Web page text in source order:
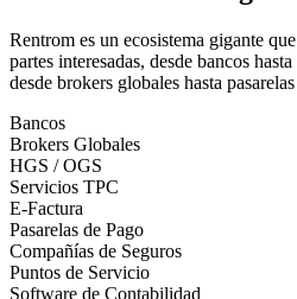
Rentrom es un ecosistema gigante
partes interesadas, desde bancos
desde brokers globales hasta
Bancos
Brokers Globales
HGS / OGS
Servicios TPC
E-Factura
Pasarelas de Pago
Compañías de Seguros
Puntos de Servicio
Software de Contabilidad